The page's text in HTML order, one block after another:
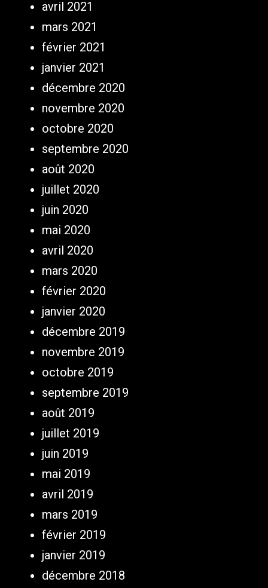
avril 2021
mars 2021
février 2021
janvier 2021
décembre 2020
novembre 2020
octobre 2020
septembre 2020
août 2020
juillet 2020
juin 2020
mai 2020
avril 2020
mars 2020
février 2020
janvier 2020
décembre 2019
novembre 2019
octobre 2019
septembre 2019
août 2019
juillet 2019
juin 2019
mai 2019
avril 2019
mars 2019
février 2019
janvier 2019
décembre 2018